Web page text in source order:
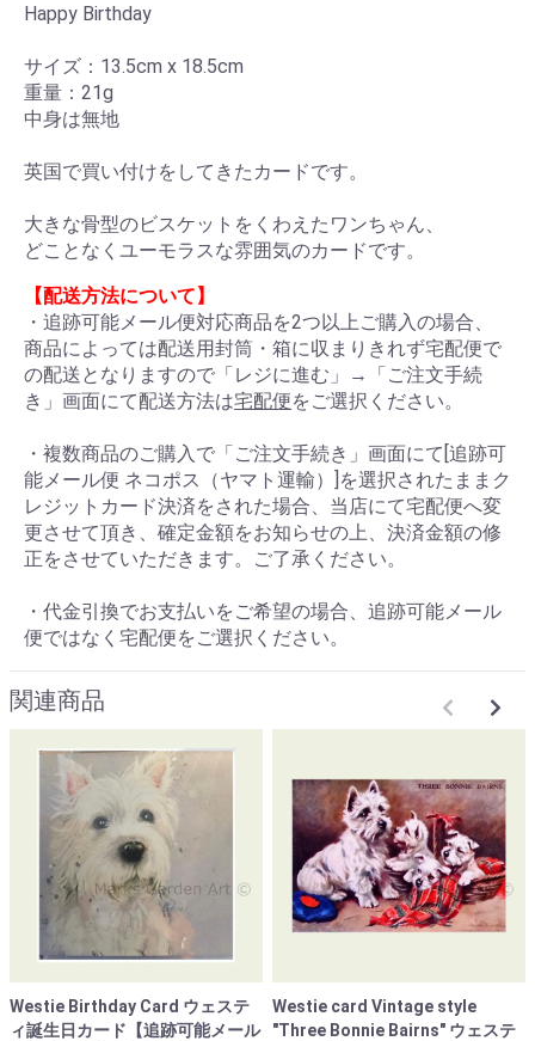
Happy Birthday
サイズ：13.5cm x 18.5cm
重量：21g
中身は無地
英国で買い付けをしてきたカードです。
大きな骨型のビスケットをくわえたワンちゃん、
どことなくユーモラスな雰囲気のカードです。
【配送方法について】
・追跡可能メール便対応商品を2つ以上ご購入の場合、
商品によっては配送用封筒・箱に収まりきれず宅配便で
の配送となりますので「レジに進む」→「ご注文手続
き」画面にて配送方法は宅配便をご選択ください。
・複数商品のご購入で「ご注文手続き」画面にて[追跡可
能メール便 ネコポス（ヤマト運輸）]を選択されたままク
レジットカード決済をされた場合、当店にて宅配便へ変
更させて頂き、確定金額をお知らせの上、決済金額の修
正をさせていただきます。ご了承ください。
・代金引換でお支払いをご希望の場合、追跡可能メール
便ではなく宅配便をご選択ください。
関連商品
Westie Birthday Card ウェステ
ィ誕生日カード【追跡可能メール
Westie card Vintage style
"Three Bonnie Bairns" ウェステ